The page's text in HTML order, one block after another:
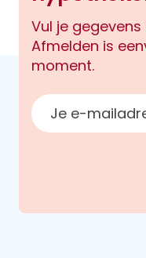
Vul je
Afmelden is
moment.
E-mailadres